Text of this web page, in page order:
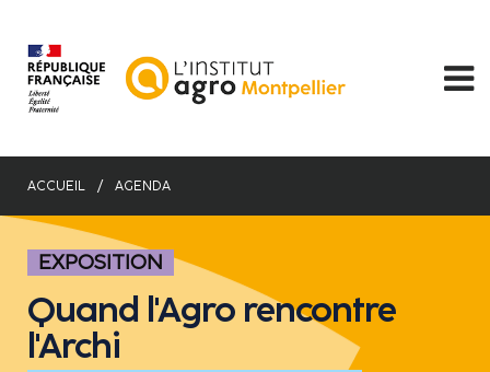
contenu
principal
ACCUEIL AGENDA
EXPOSITION
Quand l'Agro rencontre
l'Archi